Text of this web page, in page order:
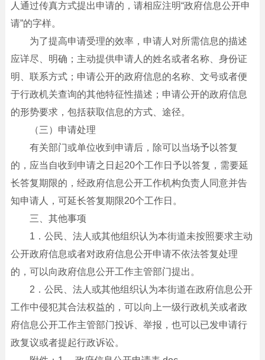
人通过传真方式提出申请的，请相应注明“政府信息公开申
请”的字样。
为了提高申请受理的效率，申请人对所需信息的描述
应详尽、明确；主动提供申请人的姓名或者名称、身份证
明、联系方式；申请公开的政府信息的名称、文号或者便
于行政机关查询的其他特征性描述；申请公开的政府信息
的形势要求，包括获取信息的方式、途径。
（三）申请处理
有关部门或单位收到申请后，除可以当场予以答复
的，应当自收到申请之日起20个工作日予以答复，需要延
长答复期限的，经政府信息公开工作机构负责人同意并告
知申请人，可延长答复期限20个工作日。
三、其他事项
1．公民、法人或其他组织认为本街道未按照要求主动
公开政府信息或者对政府信息公开申请不依法答复处理
的，可以向政府信息公开工作主管部门提出。
2．公民、法人或其他组织认为本街道在政府信息公开
工作中侵犯其合法权益的，可以向上一级行政机关或者政
府信息公开工作主管部门投诉、举报，也可以已发申请行
政复议或者提起行政诉讼。